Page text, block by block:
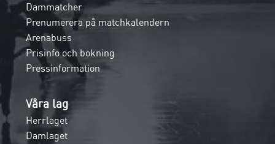
Dammatcher
Prenumerera på matchkalendern
Arenabuss
Prisinfo och bokning
Pressinformation
Våra lag
Herrlaget
Damlaget